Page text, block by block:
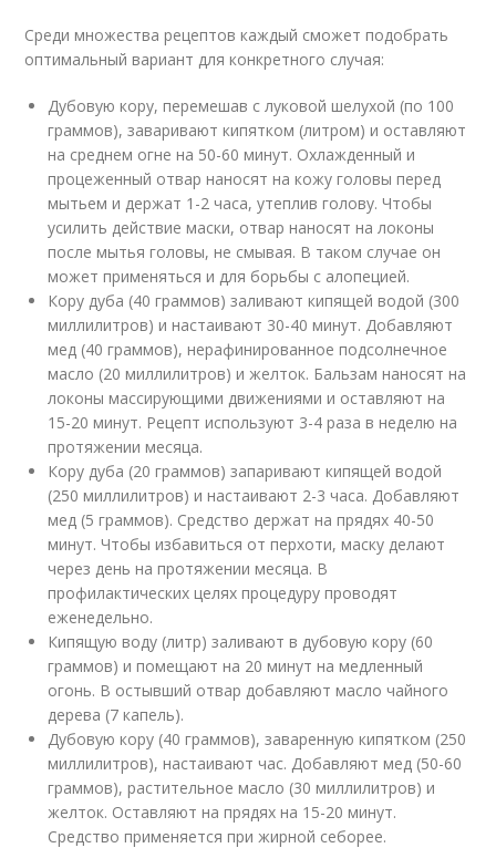
Среди множества рецептов каждый сможет подобрать
оптимальный вариант для конкретного случая:
Дубовую кору, перемешав с луковой шелухой (по 100
граммов), заваривают кипятком (литром) и оставляют
на среднем огне на 50-60 минут. Охлажденный и
процеженный отвар наносят на кожу головы перед
мытьем и держат 1-2 часа, утеплив голову. Чтобы
усилить действие маски, отвар наносят на локоны
после мытья головы, не смывая. В таком случае он
может применяться и для борьбы с алопецией.
Кору дуба (40 граммов) заливают кипящей водой (300
миллилитров) и настаивают 30-40 минут. Добавляют
мед (40 граммов), нерафинированное подсолнечное
масло (20 миллилитров) и желток. Бальзам наносят на
локоны массирующими движениями и оставляют на
15-20 минут. Рецепт используют 3-4 раза в неделю на
протяжении месяца.
Кору дуба (20 граммов) запаривают кипящей водой
(250 миллилитров) и настаивают 2-3 часа. Добавляют
мед (5 граммов). Средство держат на прядях 40-50
минут. Чтобы избавиться от перхоти, маску делают
через день на протяжении месяца. В
профилактических целях процедуру проводят
еженедельно.
Кипящую воду (литр) заливают в дубовую кору (60
граммов) и помещают на 20 минут на медленный
огонь. В остывший отвар добавляют масло чайного
дерева (7 капель).
Дубовую кору (40 граммов), заваренную кипятком (250
миллилитров), настаивают час. Добавляют мед (50-60
граммов), растительное масло (30 миллилитров) и
желток. Оставляют на прядях на 15-20 минут.
Средство применяется при жирной себорее.